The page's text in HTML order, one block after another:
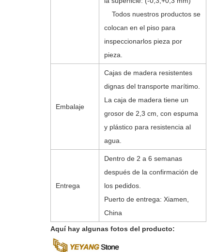
Todos nuestros productos se
colocan en el piso para
inspeccionarlos pieza por
pieza.
Embalaje
Cajas de madera resistentes
dignas del transporte marítimo.
La caja de madera tiene un
grosor de 2,3 cm, con espuma
y plástico para resistencia al
agua.
Entrega
Dentro de 2 a 6 semanas
después de la confirmación de
los pedidos.
Puerto de entrega: Xiamen,
China
Aquí hay algunas fotos del producto: